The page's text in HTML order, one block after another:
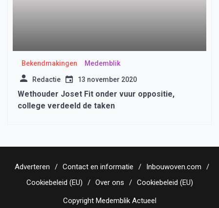
Bekendmakingen Medemblik
Redactie 13 november 2020
Wethouder Joset Fit onder vuur oppositie,
college verdeeld de taken
Adverteren Contact en informatie
Inbouwoven.com
Cookiebeleid (EU)
Over ons Cookiebeleid (EU)
Copyright Medemblik Actueel